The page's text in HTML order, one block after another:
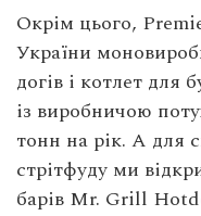
Окрім цього,
України
догів і котлет для
із виробничою
тонн на рік. А для
стрітфуду ми
барів Mr. Grill